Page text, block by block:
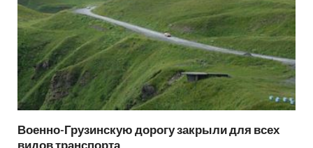
Военно-Грузинскую дорогу закрыли для всех